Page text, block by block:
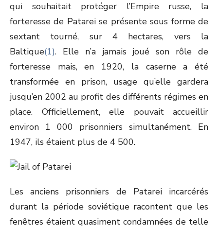
qui souhaitait protéger l’Empire russe, la
forteresse de Patarei se présente sous forme de
sextant tourné, sur 4 hectares, vers la
Baltique(1). Elle n’a jamais joué son rôle de
forteresse mais, en 1920, la caserne a été
transformée en prison, usage qu’elle gardera
jusqu’en 2002 au profit des différents régimes en
place. Officiellement, elle pouvait accueillir
environ 1 000 prisonniers simultanément. En
1947, ils étaient plus de 4 500.
Les anciens prisonniers de Patarei incarcérés
durant la période soviétique racontent que les
fenêtres étaient quasiment condamnées de telle